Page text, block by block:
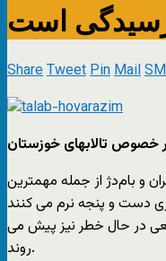
رسیدگی است
ShareTweetPinMail
تالابهای خوزستان
و بام‌دژ از جمله مهمترین
دست و پنجه نرم می کنند
در حال خطر نیز پیش می
روند.